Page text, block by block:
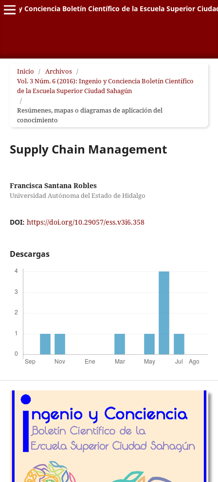
y Conciencia Boletín Científico de la Escuela Superior
Inicio / Archivos /
Vol. 3 Núm. 6 (2016): Ingenio y Conciencia Boletín Científico
de la Escuela Superior Ciudad Sahagún
/
Resúmenes, mapas o diagramas de aplicación del
conocimiento
Supply Chain Management
Francisca Santana Robles
Universidad Autónoma del Estado de Hidalgo
DOI: https://doi.org/10.29057/ess.v3i6.358
Descargas